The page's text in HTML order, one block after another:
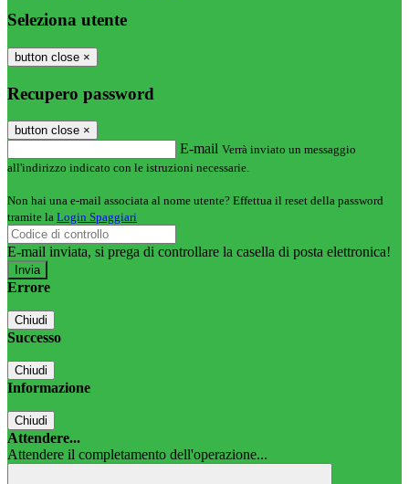
Seleziona utente
button close ×
Recupero password
button close ×
E-mail Verrà inviato un messaggio
all'indirizzo indicato con le istruzioni necessarie.
Non hai una e-mail associata al nome utente? Effettua il reset della password
tramite la Login Spaggiari
E-mail inviata, si prega di controllare la casella di posta elettronica!
Errore
Chiudi
Successo
Chiudi
Informazione
Chiudi
Attendere...
Attendere il completamento dell'operazione...